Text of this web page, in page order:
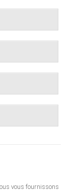
vous fournissons